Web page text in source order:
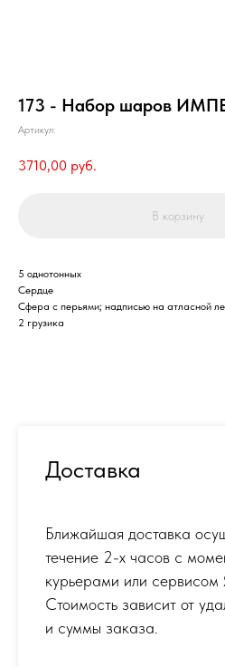
173 - Набор шаров
Артикул:
3710,00 руб.
В корзину
5 однотонных
Сердце
Сфера с перьями; надписью на атласной
2 грузика
Доставка
Ближайшая доставка
течение 2-х часов с
курьерами или сервисом
Стоимость зависит от
и суммы заказа.